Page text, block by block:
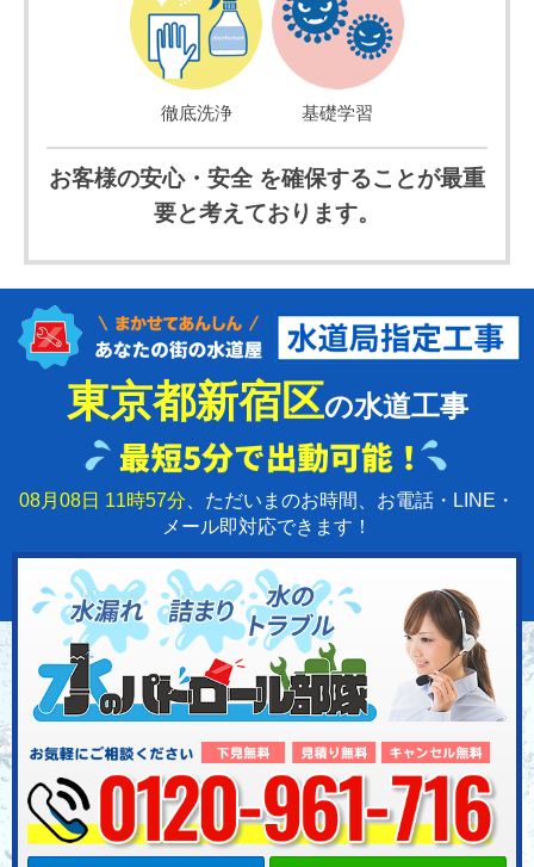
徹底洗浄 基礎学習
お客様の安心・安全 を確保することが最重
要と考えております。
東京都新宿区の水道工事
08月08日 11時57分 、ただいまのお時間、お電話・LINE・
メール即対応できます！